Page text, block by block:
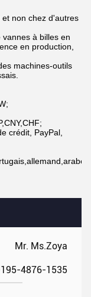
Mr. Ms.Zoya
4876-1535
non chez d'autres
à billes en
en production,
machines-outils
crédit, PayPal,